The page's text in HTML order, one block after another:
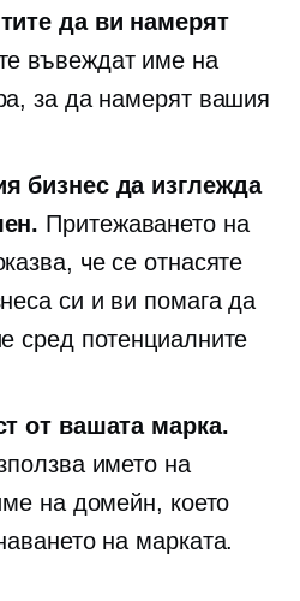
да ви намерят
въвеждат име на
за да намерят вашия
бизнес да изглежда
Притежаването на
че се отнасяте
си и ви помага да
сред потенциалните
от вашата марка.
името на
на домейн, което
на марката.